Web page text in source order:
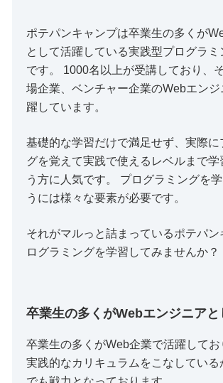
ポテパンキャンプは卒業生の多くが
として活躍している実践型プログラ
です。 1000名以上が受講しており、
場企業、ベンチャー企業のWebエン
躍しています。
基礎的な学習だけで満足せず、実際に
グを覚えて実践で使えるレベルまで学
う方に人気です。 プログラミングを
うには様々な要素が必要です。
それがマルっと詰まっているポテパン
ログラミングを学習してみませんか？
卒業生の多くがWebエンジニアと
卒業生の多くがWeb企業で活躍してお
実践的なカリキュラムをこなしている